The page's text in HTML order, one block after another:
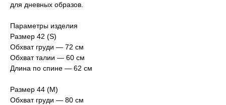
для дневных образов.
Параметры изделия
Размер 42 (S)
Обхват груди — 72 см
Обхват талии — 60 см
Длина по спине — 62 см
Размер 44 (M)
Обхват груди — 80 см